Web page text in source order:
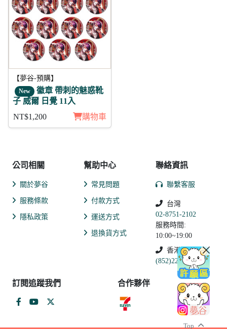
Top
【夢谷-預購】
New 徽章 帶刺的魅惑靴
子 威爾 日覺 11入
NT$1,200
購物車
公司相關
關於夢谷
服務條款
隱私政策
幫助中心
常見問題
付款方式
運送方式
退換貨方式
聯絡資訊
聯繫客服
台灣
02-8751-2102
服務時間:
10:00~19:00
香港
(852)2250-9311
訂閱追蹤我們 合作夥伴